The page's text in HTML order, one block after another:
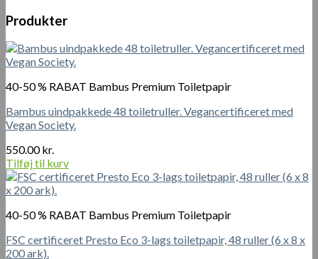
Produkter
40-50 % RABAT Bambus Premium Toiletpapir
Bambus uindpakkede 48 toiletruller. Vegancertificeret med
Vegan Society.
550.00kr.
Tilføj til kurv
40-50 % RABAT Bambus Premium Toiletpapir
FSC certificeret Presto Eco 3-lags toiletpapir, 48 ruller (6 x 8 x
200 ark).